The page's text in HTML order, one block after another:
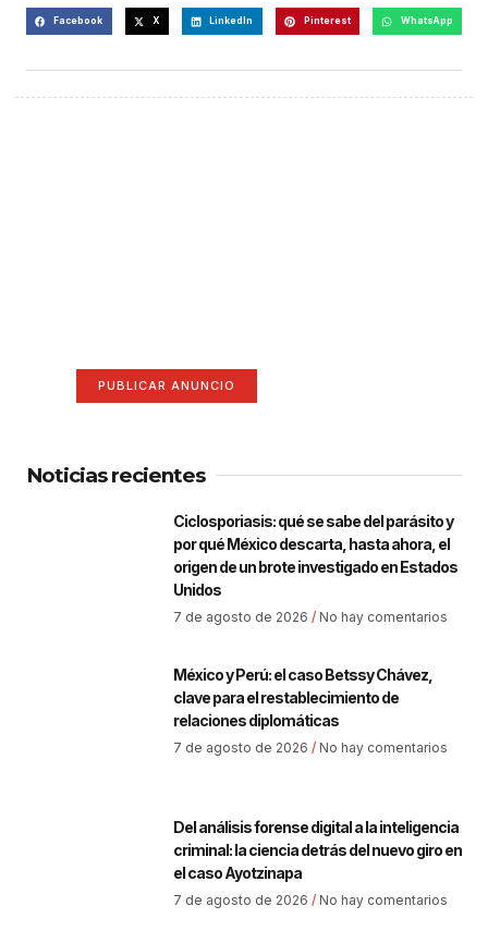
Facebook X LinkedIn Pinterest WhatsApp
PUBLICAR ANUNCIO
Noticias recientes
Ciclosporiasis: qué se sabe del parásito y
por qué México descarta, hasta ahora, el
origen de un brote investigado en Estados
Unidos
7 de agosto de 2026 No hay comentarios
México y Perú: el caso Betssy Chávez,
clave para el restablecimiento de
relaciones diplomáticas
7 de agosto de 2026 No hay comentarios
Del análisis forense digital a la inteligencia
criminal: la ciencia detrás del nuevo giro en
el caso Ayotzinapa
7 de agosto de 2026 No hay comentarios